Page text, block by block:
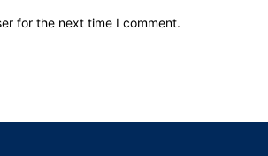
for the next time I comment.